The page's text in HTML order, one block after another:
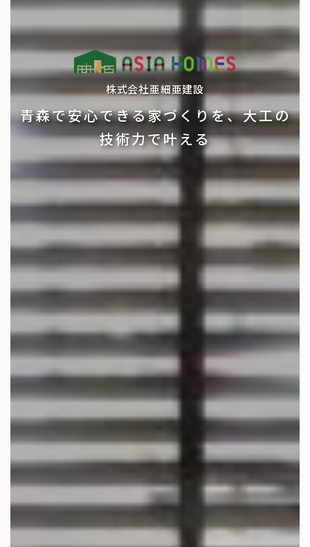
株式会社亜細亜建設
青森で安心できる家づくりを、大工の
技術力で叶える